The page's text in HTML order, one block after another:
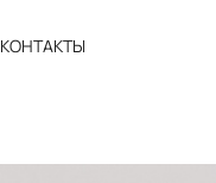
КОНТАКТЫ